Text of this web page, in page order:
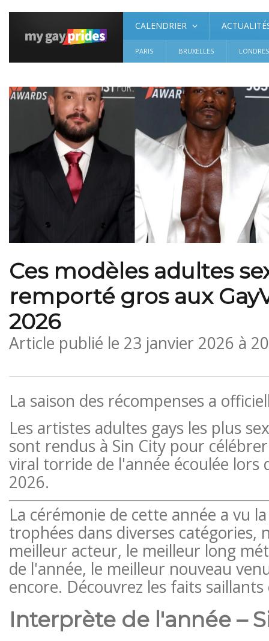
CALENDRIER
PARIS BRUXELLES LONDRES
Ces modèles adultes
remporté gros aux
2026
Article publié le 23 janvier 2026 à
La saison des récompenses a
Les artistes adultes gays les plus
sont rendus à Sin City pour
viral torride de l'année écoulée lors
2026.
La cérémonie de cette année a vu
trophées dans diverses catégories,
meilleur acteur, le meilleur long
de l'année, le meilleur nouveau
encore. Découvrez les faits saillants
Interprète de l'année –